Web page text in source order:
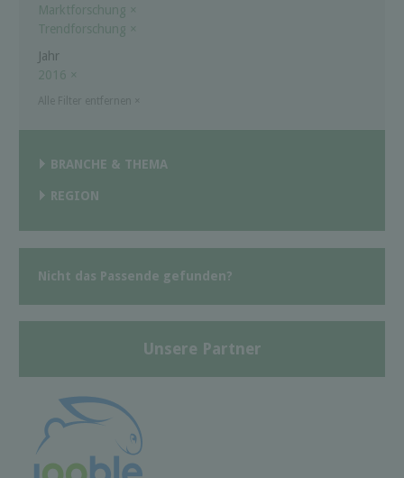
Marktforschung ×
Trendforschung ×
Jahr
2016 ×
BRANCHE & THEMA
REGION
Nicht das Passende gefunden?
Unsere Partner